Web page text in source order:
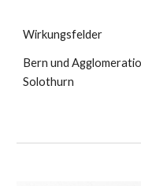
Wirkungsfelder
Bern und
Solothurn